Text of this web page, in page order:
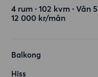
4 rum ∙ 102 kvm ∙ Vån 5
12 000 kr/mån
Balkong
Hiss